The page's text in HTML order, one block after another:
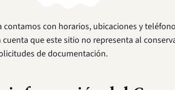
contamos con horarios, ubicaciones y
cuenta que este sitio no representa al
de documentación.